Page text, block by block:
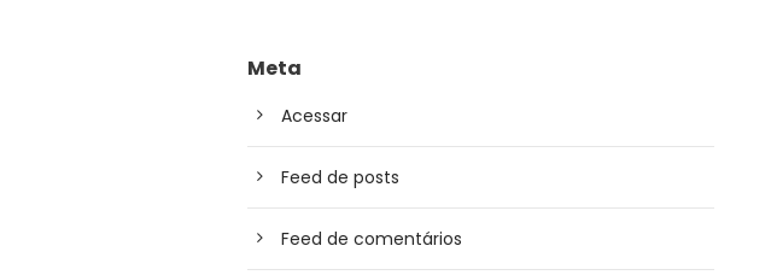
Meta
Acessar
Feed de posts
Feed de comentários